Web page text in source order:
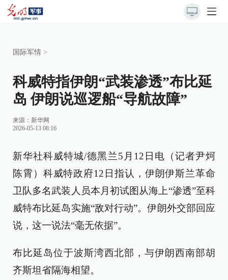
国际军情 >
科威特指伊朗“武装渗透”布比延
岛 伊朗说巡逻船“导航故障”
来源： 新华网
2026-05-13 08:16
新华社科威特城/德黑兰5月12日电（记者尹炣
陈霄）科威特政府12日指认，伊朗伊斯兰革命
卫队多名武装人员本月初试图从海上“渗透”至科
威特布比延岛实施“敌对行动”。伊朗外交部回应
说，这一说法“毫无依据”。
布比延岛位于波斯湾西北部，与伊朗西南部胡
齐斯坦省隔海相望。